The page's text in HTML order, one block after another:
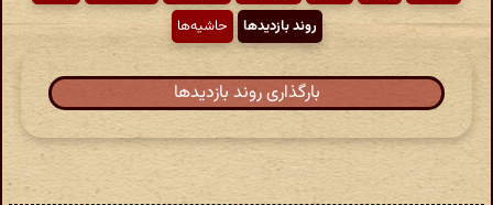
روند بازدیدها
حاشیه‌ها
بارگذاری روند بازدیدها